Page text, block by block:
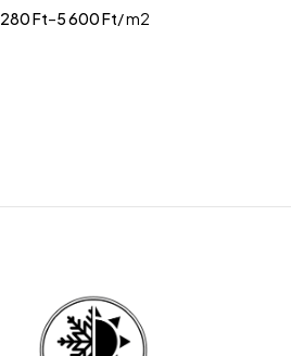
280Ft–5 600Ft/ m2